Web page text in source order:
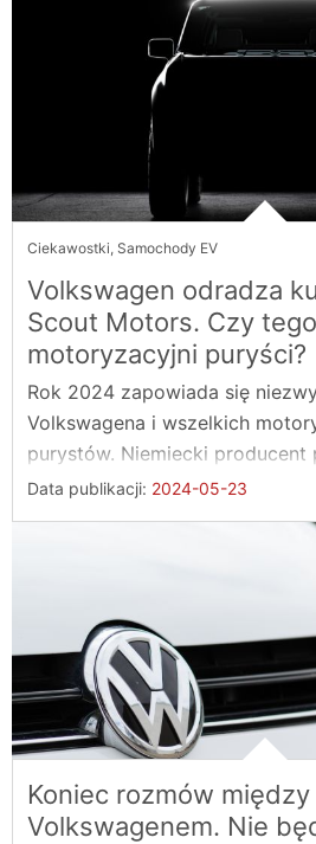
Ciekawostki, Samochody EV
Volkswagen odradza
Scout Motors. Czy
motoryzacyjni puryści?
Rok 2024 zapowiada się
Volkswagena i wszelkich
purystów. Niemiecki producent
kultową ...
Data publikacji: 2024-05-23
Koniec rozmów między
Volkswagenem. Nie